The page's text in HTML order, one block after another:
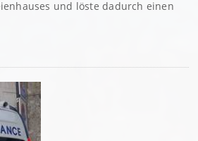
und löste dadurch einen